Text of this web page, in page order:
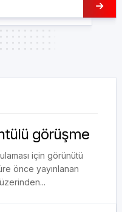
görüşme
için görünütü
önce yayınlanan